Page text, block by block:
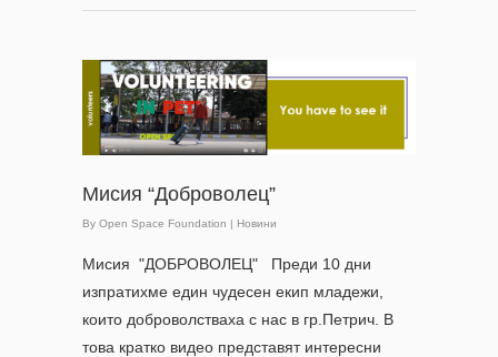
Мисия “Доброволец”
By Open Space Foundation | Новини
Мисия "ДОБРОВОЛЕЦ" Преди 10 дни
изпратихме един чудесен екип младежи,
които доброволстваха с нас в гр.Петрич. В
това кратко видео представят интересни